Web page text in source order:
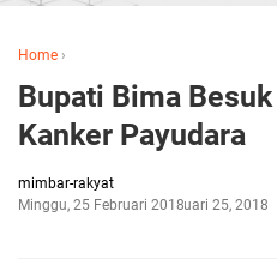
Home ›
Bupati Bima
Kanker Payudara
mimbar-rakyat
Minggu, 25 Februari 2018Februari 25, 2018